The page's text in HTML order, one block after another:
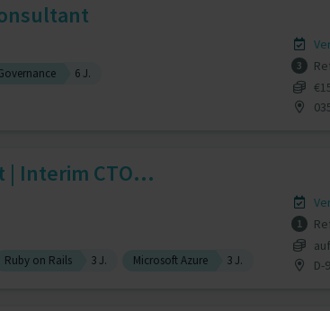
6 J.
3
| Interim CTO...
Ruby on Rails 3 J. Microsoft Azure 3 J.
1
D-